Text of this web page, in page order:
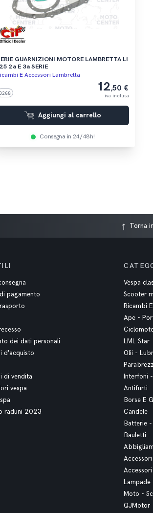
GUARNIZIONI MOTORE LAMBRETTA LI
2a E 3a SERIE
E Accessori Lambretta
12,50 €
iva inclusa
Aggiungi al carrello
Consegna in 24/48h!
Torna
pagamento
dei dati personali
d'acquisto
di vendita
vespa
raduni 2023
Vespa
Scooter
Ricambi
Ape -
LML Star
Olii -
Interfoni
Antifurti
Borse E
Candele
Batterie
Bauletti -
Accessori
Lampade
Moto -
QJMotor